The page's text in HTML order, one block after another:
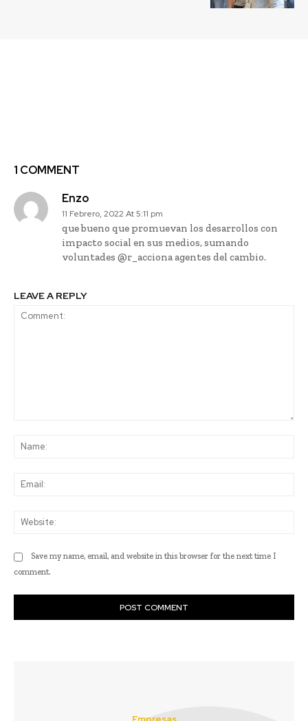
1 COMMENT
Enzo
11 Febrero, 2022 At 5:11 pm
que bueno que promuevan los desarrollos con
impacto social en sus medios, sumando
voluntades @r_acciona agentes del cambio.
LEAVE A REPLY
Save my name, email, and website in this browser for the next time I
comment.